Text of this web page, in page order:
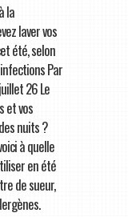
la
laver vos
été, selon
Par
26 Le
et vos
nuits ?
à quelle
en été
de sueur,